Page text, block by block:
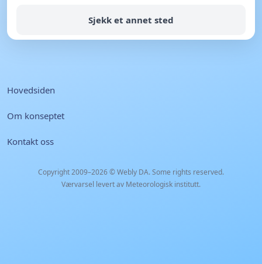
Sjekk et annet sted
Hovedsiden
Om konseptet
Kontakt oss
Copyright 2009–2026 ©Webly DA. Some rights reserved.
Værvarsel levert av Meteorologisk institutt.